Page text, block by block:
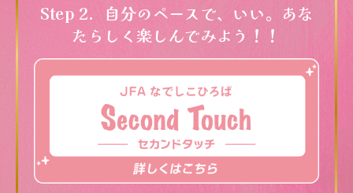
Step 2．自分のペースで、いい。あな
たらしく楽しんでみよう！！